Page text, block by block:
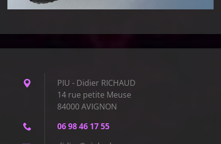
PIU - Didier RICHAUD
14 rue petite Meuse
84000 AVIGNON
06 98 46 17 55